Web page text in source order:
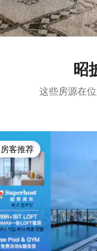
昭
这些房源在
「房客推荐」
房客推荐